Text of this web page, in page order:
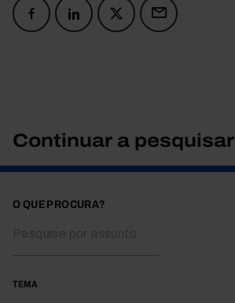
Continuar a pesquisar
O QUE PROCURA?
TEMA